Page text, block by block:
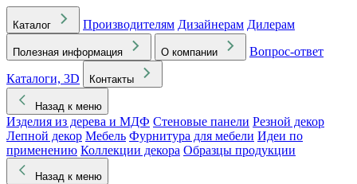
Каталог Производителям Дизайнерам Дилерам
Полезная информация О компании
Вопрос-ответ
Каталоги, 3D
Контакты
Назад к меню
Изделия из дерева и МДФ Стеновые панели Резной декор
Лепной декор Мебель Фурнитура для мебели Идеи по
применению Коллекции декора Образцы продукции
Назад к меню